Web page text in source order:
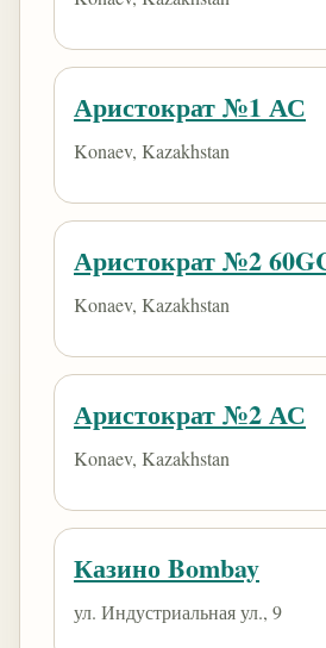
Аристократ №1 АС
Konaev, Kazakhstan
Аристократ №2
Konaev, Kazakhstan
Аристократ №2 АС
Konaev, Kazakhstan
​Казино Bombay
ул. Индустриальная ул., 9